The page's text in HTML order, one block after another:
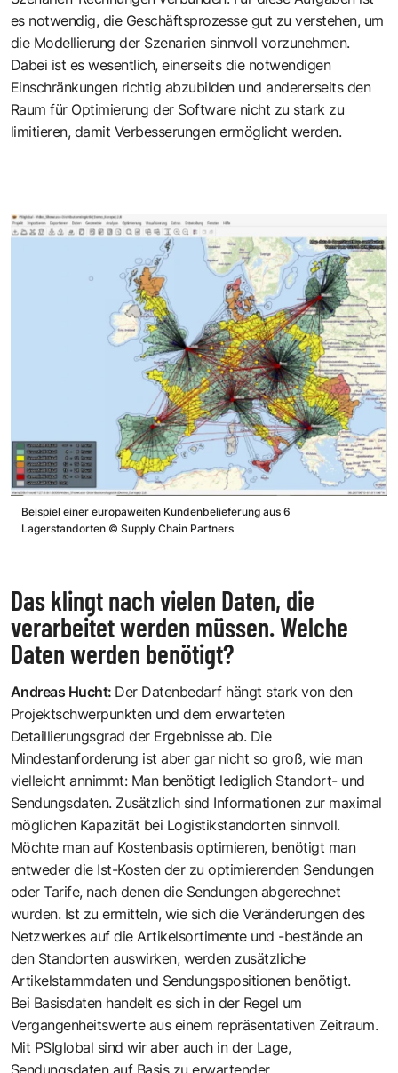
es notwendig, die Geschäftsprozesse gut zu verstehen, um
die Modellierung der Szenarien sinnvoll vorzunehmen.
Dabei ist es wesentlich, einerseits die notwendigen
Einschränkungen richtig abzubilden und andererseits den
Raum für Optimierung der Software nicht zu stark zu
limitieren, damit Verbesserungen ermöglicht werden.
Beispiel einer europaweiten Kundenbelieferung aus 6
Lagerstandorten © Supply Chain Partners
Das klingt nach vielen Daten, die
verarbeitet werden müssen. Welche
Daten werden benötigt?
Andreas Hucht: Der Datenbedarf hängt stark von den
Projektschwerpunkten und dem erwarteten
Detaillierungsgrad der Ergebnisse ab. Die
Mindestanforderung ist aber gar nicht so groß, wie man
vielleicht annimmt: Man benötigt lediglich Standort- und
Sendungsdaten. Zusätzlich sind Informationen zur maximal
möglichen Kapazität bei Logistikstandorten sinnvoll.
Möchte man auf Kostenbasis optimieren, benötigt man
entweder die Ist-Kosten der zu optimierenden Sendungen
oder Tarife, nach denen die Sendungen abgerechnet
wurden. Ist zu ermitteln, wie sich die Veränderungen des
Netzwerkes auf die Artikelsortimente und -bestände an
den Standorten auswirken, werden zusätzliche
Artikelstammdaten und Sendungspositionen benötigt.
Bei Basisdaten handelt es sich in der Regel um
Vergangenheitswerte aus einem repräsentativen Zeitraum.
Mit PSIglobal sind wir aber auch in der Lage,